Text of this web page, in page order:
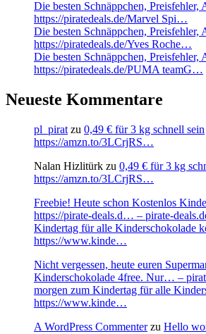
Die besten Schnäppchen, Preisfehler,
https://piratedeals.de/Marvel Spi…
Die besten Schnäppchen, Preisfehler,
https://piratedeals.de/Yves Roche…
Die besten Schnäppchen, Preisfehler,
https://piratedeals.de/PUMA teamG…
Neueste Kommentare
pl_pirat zu 0,49 € für 3 kg schnell sein
https://amzn.to/3LCrjRS…
Nalan Hizlitürk zu 0,49 € für 3 kg
https://amzn.to/3LCrjRS…
Freebie! Heute schon Kostenlos
https://pirate-deals.d… – pirate-
Kindertag für alle Kinderschokolade
https://www.kinde…
Nicht vergessen, heute euren
Kinderschokolade 4free. Nur… –
morgen zum Kindertag für alle
https://www.kinde…
A WordPress Commenterzu Hello